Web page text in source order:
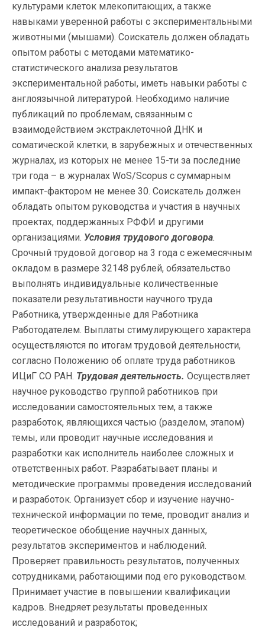
культурами клеток млекопитающих, а также
навыками уверенной работы с экспериментальными
животными (мышами). Соискатель должен обладать
опытом работы с методами математико-
статистического анализа результатов
экспериментальной работы, иметь навыки работы с
англоязычной литературой. Необходимо наличие
публикаций по проблемам, связанным с
взаимодействием экстраклеточной ДНК и
соматической клетки, в зарубежных и отечественных
журналах, из которых не менее 15-ти за последние
три года – в журналах WoS/Scopus с суммарным
импакт-фактором не менее 30. Соискатель должен
обладать опытом руководства и участия в научных
проектах, поддержанных РФФИ и другими
организациями. Условия трудового договора.
Срочный трудовой договор на 3 года с ежемесячным
окладом в размере 32148 рублей, обязательство
выполнять индивидуальные количественные
показатели результативности научного труда
Работника, утвержденные для Работника
Работодателем. Выплаты стимулирующего характера
осуществляются по итогам трудовой деятельности,
согласно Положению об оплате труда работников
ИЦиГ СО РАН. Трудовая деятельность. Осуществляет
научное руководство группой работников при
исследовании самостоятельных тем, а также
разработок, являющихся частью (разделом, этапом)
темы, или проводит научные исследования и
разработки как исполнитель наиболее сложных и
ответственных работ. Разрабатывает планы и
методические программы проведения исследований
и разработок. Организует сбор и изучение научно-
технической информации по теме, проводит анализ и
теоретическое обобщение научных данных,
результатов экспериментов и наблюдений.
Проверяет правильность результатов, полученных
сотрудниками, работающими под его руководством.
Принимает участие в повышении квалификации
кадров. Внедряет результаты проведенных
исследований и разработок;